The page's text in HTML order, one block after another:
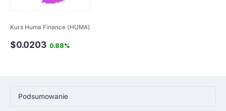
Kurs Huma Finance (HUMA)
$0.0203 0.88%
Podsumowanie